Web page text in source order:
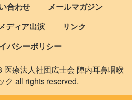
合わせ
メールマガジン
ディア出演
リンク
バシーポリシー
療法人社団広士会 陣内耳鼻咽喉
ク all rights reserved.